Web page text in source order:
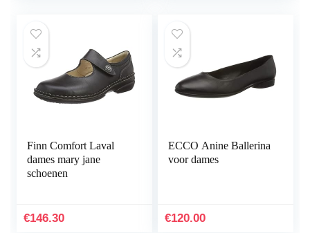
Finn Comfort Laval
dames mary jane
schoenen
€146.30
ECCO Anine Ballerina
voor dames
€120.00